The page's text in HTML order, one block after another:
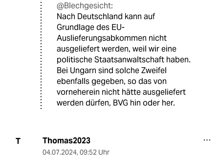
@Blechgesicht:
Nach Deutschland kann auf
Grundlage des EU-
Auslieferungsabkommen nicht
ausgeliefert werden, weil wir eine
politische Staatsanwaltschaft haben.
Bei Ungarn sind solche Zweifel
ebenfalls gegeben, so das von
vorneherein nicht hätte ausgeliefert
werden dürfen, BVG hin oder her.
T Thomas2023
04.07.2024, 09:52 Uhr